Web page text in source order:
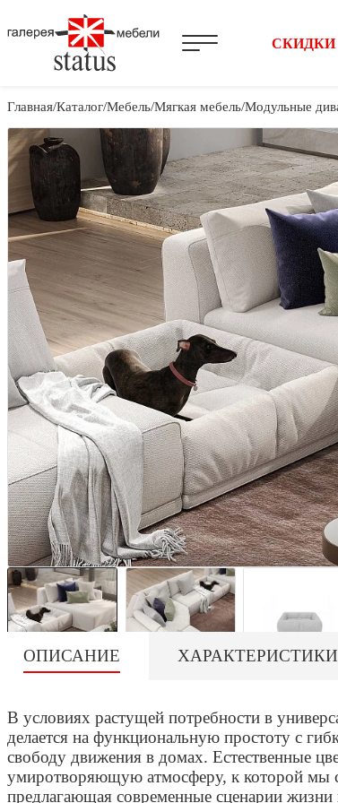
СКИДКИ
Главная Каталог Мебель Мягкая мебель Модульные
ОПИСАНИЕ ХАРАКТЕРИСТИКИ
В условиях растущей потребности в
делается на функциональную простоту с
свободу движения в домах. Естественные
умиротворяющую атмосферу, к которой мы
предлагающая современные сценарии жизни